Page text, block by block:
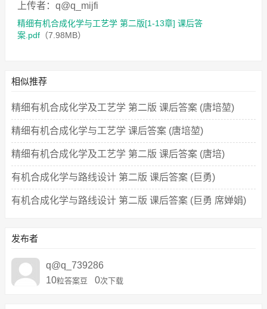
上传者：q@q_mijfi
精细有机合成化学与工艺学 第二版[1-13章] 课后答
案.pdf （7.98MB）
相似推荐
精细有机合成化学及工艺学 第二版 课后答案 (唐培堃)
精细有机合成化学与工艺学 课后答案 (唐培堃)
精细有机合成化学及工艺学 第二版 课后答案 (唐培)
有机合成化学与路线设计 第二版 课后答案 (巨勇)
有机合成化学与路线设计 第二版 课后答案 (巨勇 席婵娟)
发布者
q@q_739286
10粒答案豆 0次下载